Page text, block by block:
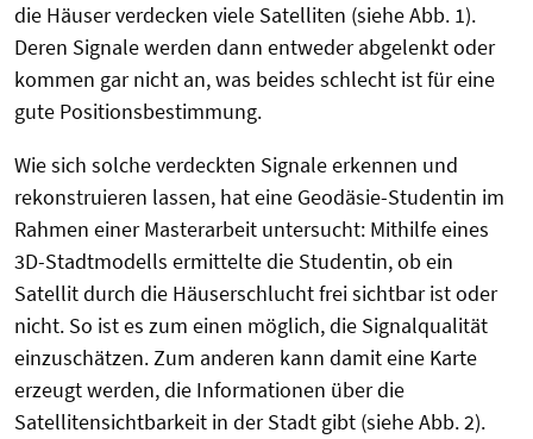
die Häuser verdecken viele Satelliten (siehe Abb. 1).
Deren Signale werden dann entweder abgelenkt oder
kommen gar nicht an, was beides schlecht ist für eine
gute Positionsbestimmung.
Wie sich solche verdeckten Signale erkennen und
rekonstruieren lassen, hat eine Geodäsie-Studentin im
Rahmen einer Masterarbeit untersucht: Mithilfe eines
3D-Stadtmodells ermittelte die Studentin, ob ein
Satellit durch die Häuserschlucht frei sichtbar ist oder
nicht. So ist es zum einen möglich, die Signalqualität
einzuschätzen. Zum anderen kann damit eine Karte
erzeugt werden, die Informationen über die
Satellitensichtbarkeit in der Stadt gibt (siehe Abb. 2).